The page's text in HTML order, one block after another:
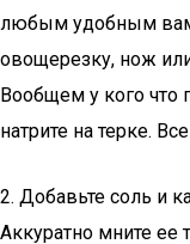
любым удобным
овощерезку, нож
Вообщем у кого что
натрите на терке.
2. Добавьте соль и
Аккуратно мните ее